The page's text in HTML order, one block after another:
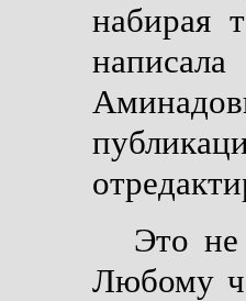
набирая
Это не
Любому